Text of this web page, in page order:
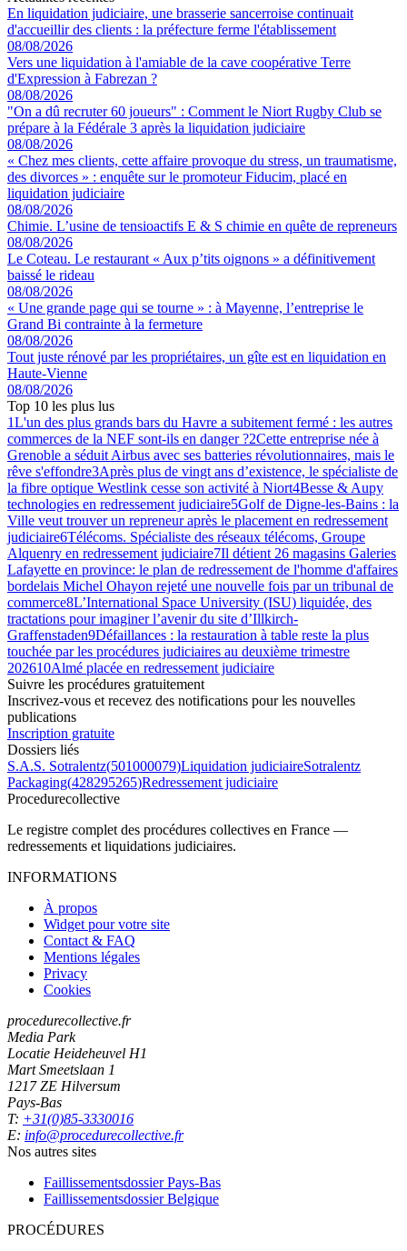
En liquidation judiciaire, une brasserie sancerroise continuait
d'accueillir des clients : la préfecture ferme l'établissement
08/08/2026
Vers une liquidation à l'amiable de la cave coopérative Terre
d'Expression à Fabrezan ?
08/08/2026
"On a dû recruter 60 joueurs" : Comment le Niort Rugby Club se
prépare à la Fédérale 3 après la liquidation judiciaire
08/08/2026
« Chez mes clients, cette affaire provoque du stress, un traumatisme,
des divorces » : enquête sur le promoteur Fiducim, placé en
liquidation judiciaire
08/08/2026
Chimie. L’usine de tensioactifs E & S chimie en quête de repreneurs
08/08/2026
Le Coteau. Le restaurant « Aux p’tits oignons » a définitivement
baissé le rideau
08/08/2026
« Une grande page qui se tourne » : à Mayenne, l’entreprise le
Grand Bi contrainte à la fermeture
08/08/2026
Tout juste rénové par les propriétaires, un gîte est en liquidation en
Haute-Vienne
08/08/2026
Top 10 les plus lus
1L'un des plus grands bars du Havre a subitement fermé : les autres
commerces de la NEF sont-ils en danger ?2Cette entreprise née à
Grenoble a séduit Airbus avec ses batteries révolutionnaires, mais le
rêve s'effondre3Après plus de vingt ans d’existence, le spécialiste de
la fibre optique Westlink cesse son activité à Niort4Besse & Aupy
technologies en redressement judiciaire5Golf de Digne-les-Bains : la
Ville veut trouver un repreneur après le placement en redressement
judiciaire6Télécoms. Spécialiste des réseaux télécoms, Groupe
Alquenry en redressement judiciaire7Il détient 26 magasins Galeries
Lafayette en province: le plan de redressement de l'homme d'affaires
bordelais Michel Ohayon rejeté une nouvelle fois par un tribunal de
commerce8L’International Space University (ISU) liquidée, des
tractations pour imaginer l’avenir du site d’Illkirch-
Graffenstaden9Défaillances : la restauration à table reste la plus
touchée par les procédures judiciaires au deuxième trimestre
202610Almé placée en redressement judiciaire
Suivre les procédures gratuitement
Inscrivez-vous et recevez des notifications pour les nouvelles
publications
Inscription gratuite
Dossiers liés
S.A.S. Sotralentz(501000079)Liquidation judiciaireSotralentz
Packaging(428295265)Redressement judiciaire
Procedurecollective
Le registre complet des procédures collectives en France —
redressements et liquidations judiciaires.
INFORMATIONS
À propos
Widget pour votre site
Contact & FAQ
Mentions légales
Privacy
Cookies
procedurecollective.fr
Media Park
Locatie Heideheuvel H1
Mart Smeetslaan 1
1217 ZE Hilversum
Pays-Bas
T: +31(0)85-3330016
E: info@procedurecollective.fr
Nos autres sites
Faillissementsdossier Pays-Bas
Faillissementsdossier Belgique
PROCÉDURES